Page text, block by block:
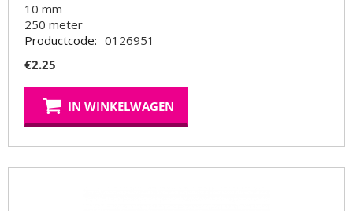
10 mm
250 meter
Productcode: 0126951
€2.25
IN WINKELWAGEN